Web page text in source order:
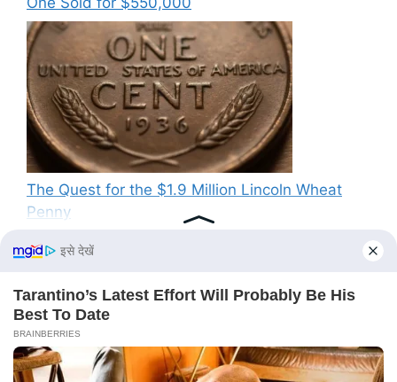
The Quest for the $1.9 Million Lincoln Wheat
Penny
Recent Comments
No comments to show.